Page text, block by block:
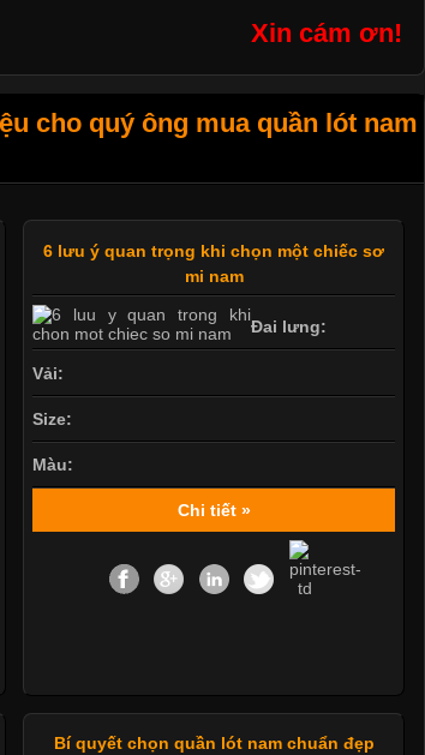
Xin cám ơn!
cho quý ông mua quần lót nam
6 lưu ý quan trọng khi chọn một chiếc sơ
mi nam
Đai lưng:
Vải:
Size:
Màu:
Chi tiết »
Bí quyết chọn quần lót nam chuẩn đẹp